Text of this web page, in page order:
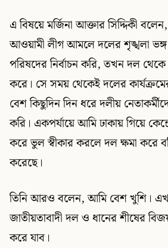
এ বিষয়ে মর্জিনা আক্তার সিদ্দিকী
আওয়ামী লীগ আমলে দলের শৃঙ্খলা
পরিষদের নির্বাচন করি, তখন দল থেকে
করে। সে সময় থেকেই দলের
বেশ কিছুদিন দিন ধরে দলীয়
করি। একপর্যায়ে আমি ঢাকায় গিয়ে
করে ভুল স্বীকার করলে দল ক্ষমা করে
করেছে।
তিনি আরও বলেন, আমি বেশ খুশি।
জাতীয়তাবাদী দল ও ধানের শীষের
করে যাব।